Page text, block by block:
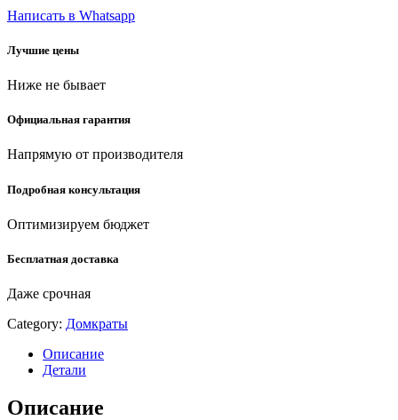
мм,
подкатной
для
(43451-
quantity
Написать в Whatsapp
Лучшие цены
Ниже не бывает
Официальная гарантия
Напрямую от производителя
Подробная консультация
Оптимизируем бюджет
Бесплатная доставка
Даже срочная
Category: Домкраты
Описание
Детали
Описание